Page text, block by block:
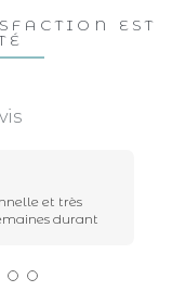
EST
et très
durant
●●